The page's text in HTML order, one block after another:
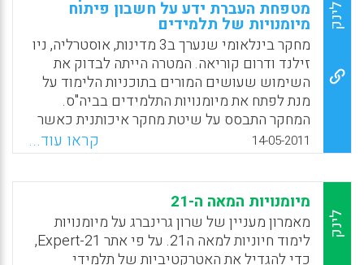
מדובר בששת החודשים הראשונים של ההוראה
הפורמלית כאשר משלבים בין אוריינות ויזואלית
לאוריינות לשונית (Mackenzie, Noella).
WhatsApp
Facebook
Email
X
לינק מטפחת העברת ידע על חשבון פיתוח
מיומנויות של תלמידים
מחקר בינלאומי שנערך ב3 מדינות, אוסטרליה, ניו
זילנד ודרום קוריאה. המטרה הייתה לבדוק את
השימוש שעושים המורים בתוכניות הלימוד על
מנת לפתח את מיומנויות התלמידים בביה"ס.
המחקר התבסס על שיטת מחקר איכותנית כאשר
נבדקו 3 בתי ספר ובהם רואיינו המורים והנהלת
ביה"ס. הממצאים מלמדים כי בכל שלושת בתי
הספר נקטו המורים בגישה שמחזקת את העברת
התכנים לתלמידים, אך אינה מעצימה אותם
מבחינת טיפוח ופיתוח המיומנויות. המורים, אמנם
נוהגים לערוך התאמות לתכנית הלימודים על מנת
לכוונתם להפעלת התלמידים בכיתה מבחינת
14-05-2011 קראו עוד...
לינק
מיומנויות המאה ה-21
מאמרון מעניין של שרון גרינברג על מיומנויות
לימוד חיוניות למאה ה21. על פי אתר Expert-21,
כדי להגדיל את האטרקטיביות של תלמידי